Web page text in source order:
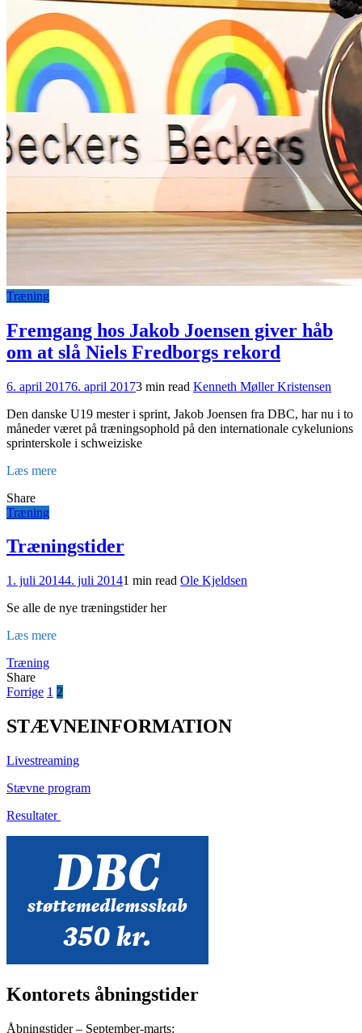
Træning
Fremgang hos Jakob Joensen giver håb
om at slå Niels Fredborgs rekord
6. april 20176. april 20173 min read Kenneth Møller Kristensen
Den danske U19 mester i sprint, Jakob Joensen fra DBC, har nu i to
måneder været på træningsophold på den internationale cykelunions
sprinterskole i schweiziske
Læs mere
Share
Træning
Træningstider
1. juli 20144. juli 20141 min read Ole Kjeldsen
Se alle de nye træningstider her
Læs mere
Træning
Share
Indlægsinddeling
Forrige 1 2
STÆVNEINFORMATION
Livestreaming
Stævne program
Resultater
Kontorets åbningstider
Åbningstider – September-marts: